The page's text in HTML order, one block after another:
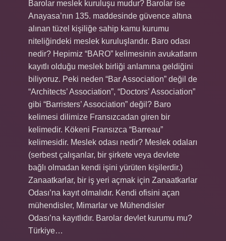
Barolar meslek kuruluşu mudur? Barolar ise
Anayasa’nın 135. maddesinde güvence altına
alınan tüzel kişiliğe sahip kamu kurumu
niteliğindeki meslek kuruluşlarıdır. Baro odası
nedir? Hepimiz “BARO” kelimesinin avukatların
kayıtlı olduğu meslek birliği anlamına geldiğini
biliyoruz. Peki neden “Bar Association” değil de
“Architects’ Association”, “Doctors’ Association”
gibi “Barristers’ Association” değil? Baro
kelimesi dilimize Fransızcadan giren bir
kelimedir. Kökeni Fransızca “Barreau”
kelimesidir. Meslek odası nedir? Meslek odaları
(serbest çalışanlar, bir şirkete veya devlete
bağlı olmadan kendi işini yürüten kişilerdir.)
Zanaatkarlar, bir iş yeri açmak için Zanaatkarlar
Odası’na kayıt olmalıdır. Kendi ofisini açan
mühendisler, Mimarlar ve Mühendisler
Odası’na kayıtlıdır. Barolar devlet kurumu mu?
Türkiye…